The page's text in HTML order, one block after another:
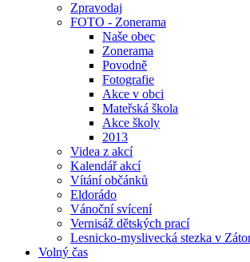
Zpravodaj
FOTO - Zonerama
Naše obec
Zonerama
Povodně
Fotografie
Akce v obci
Mateřská škola
Akce školy
2013
Videa z akcí
Kalendář akcí
Vítání občánků
Eldorádo
Vánoční svícení
Vernisáž dětských prací
Lesnicko-myslivecká stezka v
Volný čas